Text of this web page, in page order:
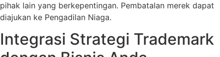
pihak lain yang berkepentingan. Pembatalan merek dapat
diajukan ke Pengadilan Niaga.
Integrasi Strategi Trademark